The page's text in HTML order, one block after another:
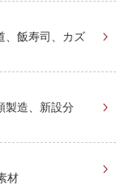
、飯寿司、カズ
製造、新設分
材